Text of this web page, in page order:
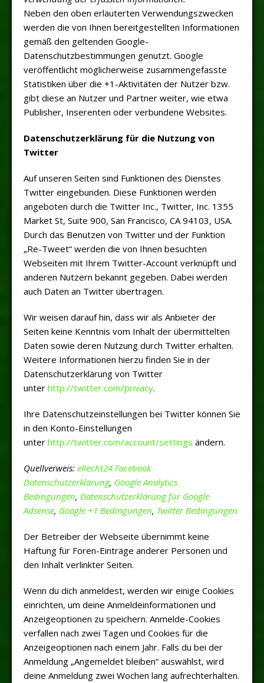
Neben den oben erläuterten Verwendungszwecken
werden die von Ihnen bereitgestellten Informationen
gemäß den geltenden Google-
Datenschutzbestimmungen genutzt. Google
veröffentlicht möglicherweise zusammengefasste
Statistiken über die +1-Aktivitäten der Nutzer bzw.
gibt diese an Nutzer und Partner weiter, wie etwa
Publisher, Inserenten oder verbundene Websites.
Datenschutzerklärung für die Nutzung von
Twitter
Auf unseren Seiten sind Funktionen des Dienstes
Twitter eingebunden. Diese Funktionen werden
angeboten durch die Twitter Inc., Twitter, Inc. 1355
Market St, Suite 900, San Francisco, CA 94103, USA.
Durch das Benutzen von Twitter und der Funktion
„Re-Tweet“ werden die von Ihnen besuchten
Webseiten mit Ihrem Twitter-Account verknüpft und
anderen Nutzern bekannt gegeben. Dabei werden
auch Daten an Twitter übertragen.
Wir weisen darauf hin, dass wir als Anbieter der
Seiten keine Kenntnis vom Inhalt der übermittelten
Daten sowie deren Nutzung durch Twitter erhalten.
Weitere Informationen hierzu finden Sie in der
Datenschutzerklärung von Twitter
unter http://twitter.com/privacy.
Ihre Datenschutzeinstellungen bei Twitter können Sie
in den Konto-Einstellungen
unter http://twitter.com/account/settings ändern.
Quellverweis: eRecht24 Facebook
Datenschutzerklärung, Google Analytics
Bedingungen, Datenschutzerklärung für Google
Adsense, Google +1 Bedingungen, Twitter Bedingungen
Der Betreiber der Webseite übernimmt keine
Haftung für Foren-Einträge anderer Personen und
den Inhalt verlinkter Seiten.
Wenn du dich anmeldest, werden wir einige Cookies
einrichten, um deine Anmeldeinformationen und
Anzeigeoptionen zu speichern. Anmelde-Cookies
verfallen nach zwei Tagen und Cookies für die
Anzeigeoptionen nach einem Jahr. Falls du bei der
Anmeldung „Angemeldet bleiben“ auswählst, wird
deine Anmeldung zwei Wochen lang aufrechterhalten.